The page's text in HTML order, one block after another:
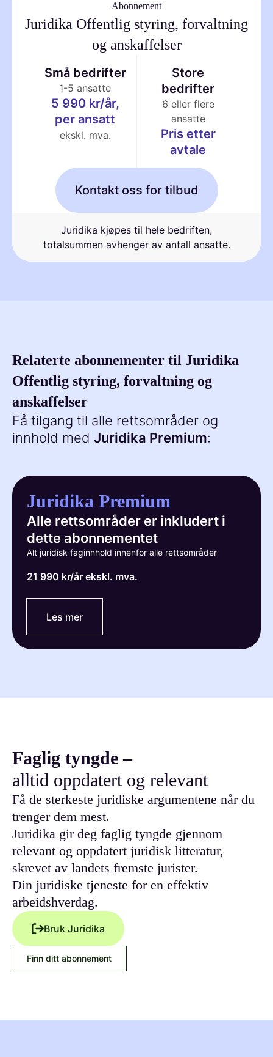
Abonnement
Juridika Offentlig styring, forvaltning
og anskaffelser
Små bedrifter
1-5 ansatte
5 990 kr/år,
per ansatt
ekskl. mva.
Store
bedrifter
6 eller flere
ansatte
Pris etter
avtale
Kontakt oss for tilbud
Juridika kjøpes til hele bedriften,
totalsummen avhenger av antall ansatte.
Relaterte abonnementer til Juridika
Offentlig styring, forvaltning og
anskaffelser
Få tilgang til alle rettsområder og
innhold med Juridika Premium:
Juridika Premium
Alle rettsområder er inkludert i
dette abonnementet
Alt juridisk faginnhold innenfor alle rettsområder
21 990 kr/år ekskl. mva.
Les mer
Faglig tyngde –
alltid oppdatert og relevant
Få de sterkeste juridiske argumentene når du
trenger dem mest.
Juridika gir deg faglig tyngde gjennom
relevant og oppdatert juridisk litteratur,
skrevet av landets fremste jurister.
Din juridiske tjeneste for en effektiv
arbeidshverdag.
Bruk Juridika
Finn ditt abonnement